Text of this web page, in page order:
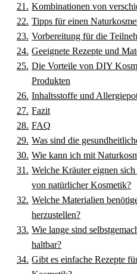
Kombinationen von
Tipps für einen
Vorbereitung für die
Geeignete Rezepte und
Die Vorteile von DIY
Produkten
Inhaltsstoffe und
Fazit
FAQ
Was sind die
Wie kann ich mit
Welche Kräuter eignen
von natürlicher Kosmetik?
Welche Materialien
herzustellen?
Wie lange sind
haltbar?
Gibt es einfache Rezepte